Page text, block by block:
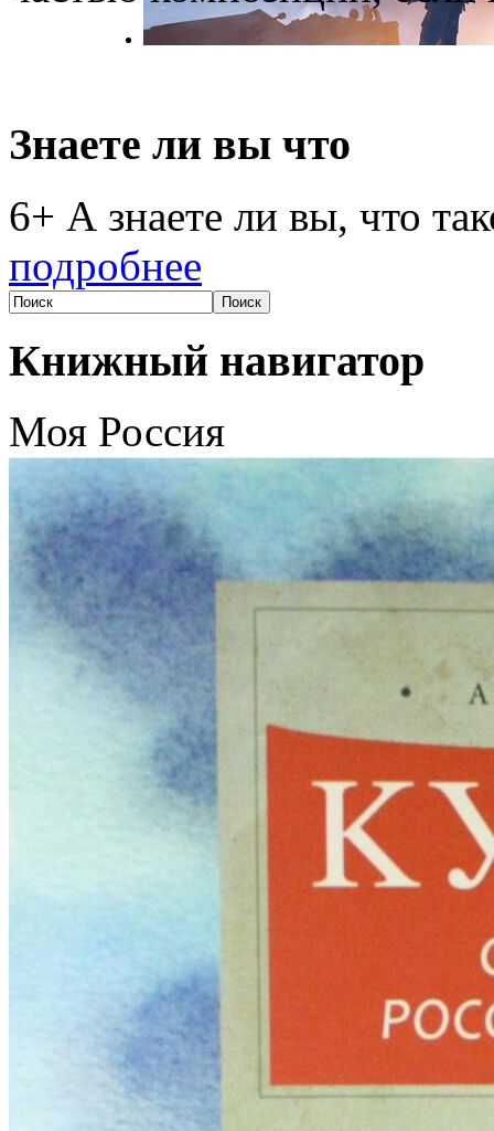
Знаете ли вы что
6+ А знаете ли вы, что
подробнее
Книжный навигатор
Моя Россия